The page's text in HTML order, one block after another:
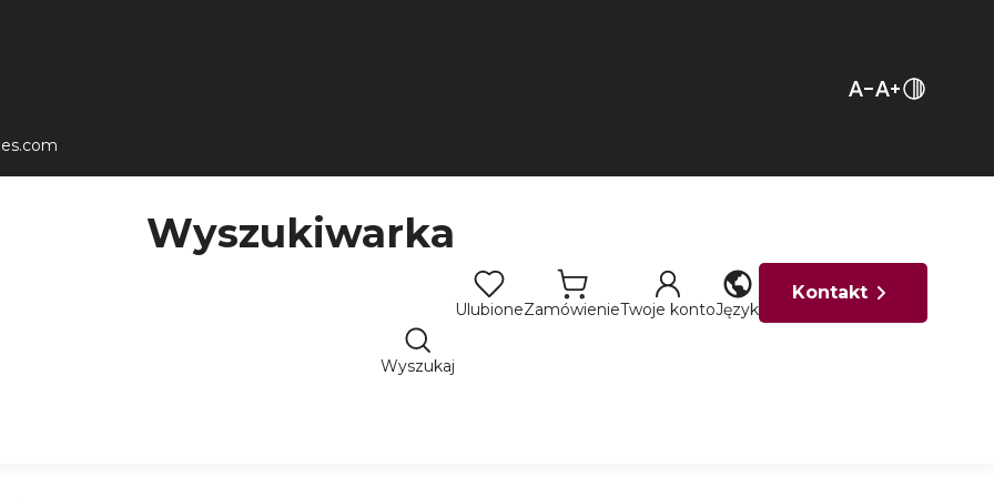
Wyszukiwarka
Wyszukaj
UlubioneZamówienieTwoje kontoJęzyk
Kontakt